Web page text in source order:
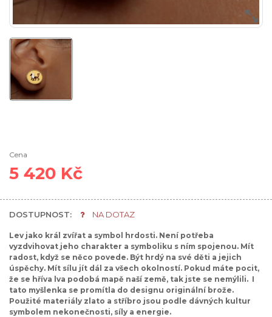
Cena
5 420 Kč
DOSTUPNOST: NA DOTAZ
Lev jako král zvířat a symbol hrdosti. Není potřeba
vyzdvihovat jeho charakter a symboliku s ním spojenou. Mít
radost, když se něco povede. Být hrdý na své děti a jejich
úspěchy. Mít sílu jít dál za všech okolností. Pokud máte pocit,
že se hříva lva podobá mapě naší země, tak jste se nemýlili. I
tato myšlenka se promítla do designu originální brože.
Použité materiály zlato a stříbro jsou podle dávných kultur
symbolem nekonečnosti, síly a energie.